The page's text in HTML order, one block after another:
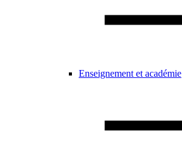
Enseignement et académie